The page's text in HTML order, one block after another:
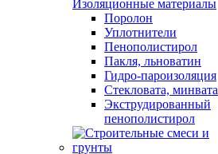
Изоляционные материалы
Поролон
Уплотнители
Пенополистирол
Пакля, льноватин
Гидро-пароизоляция
Стекловата, минвата
Экструдированный
пенополистирол